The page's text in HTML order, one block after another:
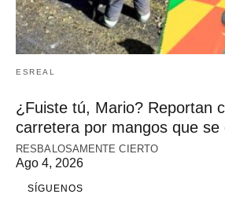
ESREAL
¿Fuiste tú, Mario? Reportan
carretera por mangos que se
RESBALOSAMENTE CIERTO
Ago 4, 2026
SÍGUENOS